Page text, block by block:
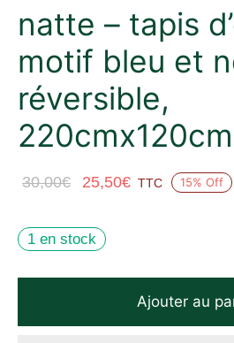
natte – tapis
motif bleu et
réversible,
220cmx120cm
15% Off
30,00€
Le prix
était :
25,50€ Le prix
TTC
1 en stock
Ajouter au